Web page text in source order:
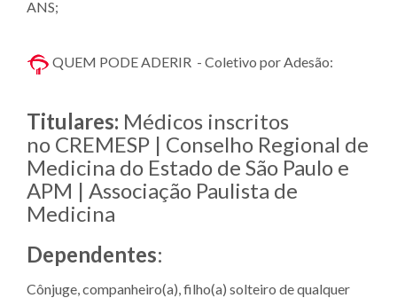
ANS;
QUEM PODE ADERIR - Coletivo por Adesão:
Titulares: Médicos inscritos
no CREMESP | Conselho Regional de
Medicina do Estado de São Paulo e
APM | Associação Paulista de
Medicina
Dependentes:
Cônjuge, companheiro(a), filho(a) solteiro de qualquer